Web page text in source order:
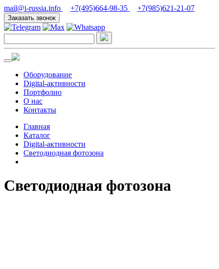
mail@i-russia.info +7(495)664-98-35 +7(985)621-21-07
Заказать звонок
Оборудование
Digital-активности
Портфолио
О нас
Контакты
Главная
Каталог
Digital-активности
Светодиодная фотозона
Светодиодная фотозона